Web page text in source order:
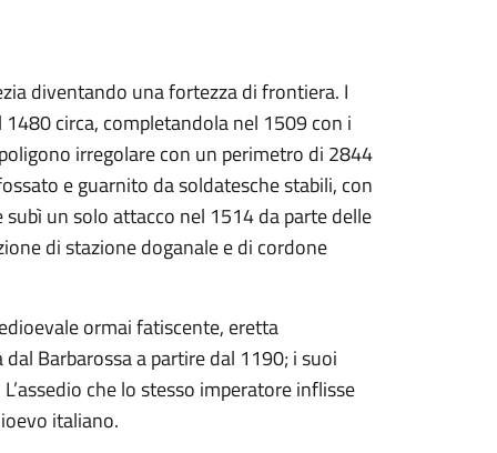
diventando una fortezza di frontiera. I
circa, completandola nel 1509 con i
irregolare con un perimetro di 2844
e guarnito da soldatesche stabili, con
un solo attacco nel 1514 da parte delle
di stazione doganale e di cordone
ormai fatiscente, eretta
Barbarossa a partire dal 1190; i suoi
che lo stesso imperatore inflisse
italiano.